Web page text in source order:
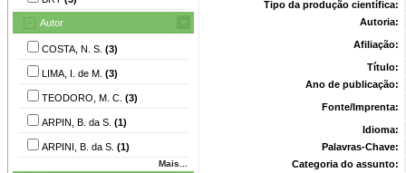
Autor
COSTA, N. S. (3)
LIMA, I. de M. (3)
TEODORO, M. C. (3)
ARPIN, B. da S. (1)
ARPINI, B. da S. (1)
Mais...
Tipo da produção científica:
Autoria:
Afiliação:
Título:
Ano de publicação:
Fonte/Imprenta:
Idioma:
Palavras-Chave:
Categoria do assunto: